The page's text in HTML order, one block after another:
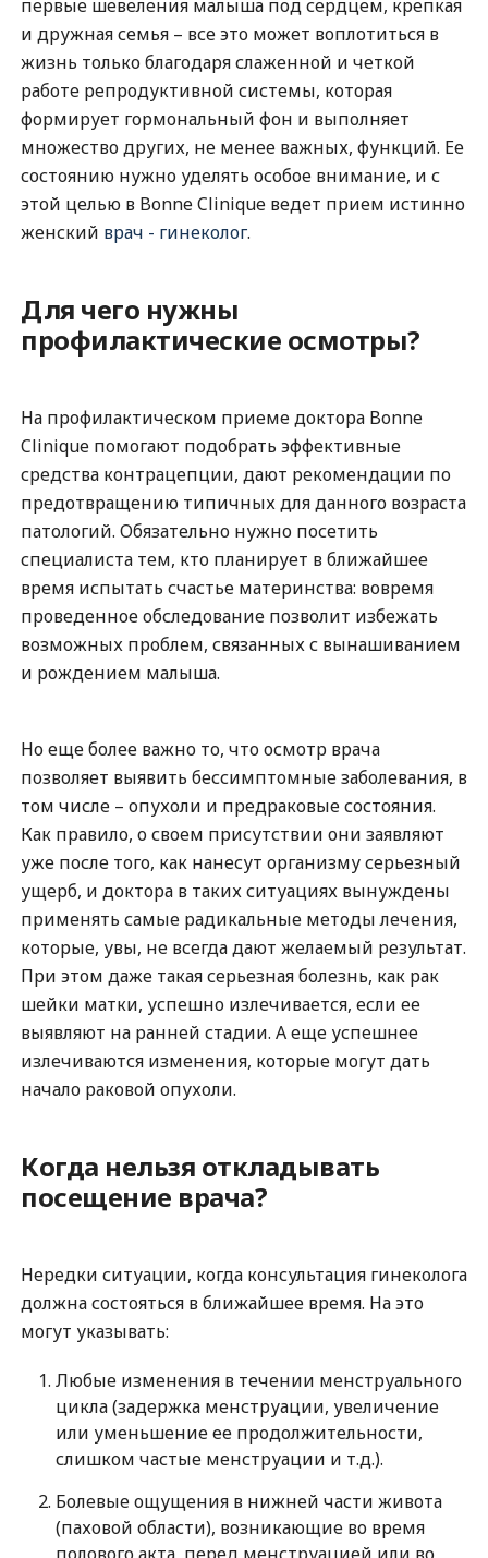
первые шевеления малыша под сердцем, крепкая
и дружная семья – все это может воплотиться в
жизнь только благодаря слаженной и четкой
работе репродуктивной системы, которая
формирует гормональный фон и выполняет
множество других, не менее важных, функций. Ее
состоянию нужно уделять особое внимание, и с
этой целью в Bonne Clinique ведет прием истинно
женский врач - гинеколог.
Для чего нужны
профилактические осмотры?
На профилактическом приеме доктора Bonne
Clinique помогают подобрать эффективные
средства контрацепции, дают рекомендации по
предотвращению типичных для данного возраста
патологий. Обязательно нужно посетить
специалиста тем, кто планирует в ближайшее
время испытать счастье материнства: вовремя
проведенное обследование позволит избежать
возможных проблем, связанных с вынашиванием
и рождением малыша.
Но еще более важно то, что осмотр врача
позволяет выявить бессимптомные заболевания, в
том числе – опухоли и предраковые состояния.
Как правило, о своем присутствии они заявляют
уже после того, как нанесут организму серьезный
ущерб, и доктора в таких ситуациях вынуждены
применять самые радикальные методы лечения,
которые, увы, не всегда дают желаемый результат.
При этом даже такая серьезная болезнь, как рак
шейки матки, успешно излечивается, если ее
выявляют на ранней стадии. А еще успешнее
излечиваются изменения, которые могут дать
начало раковой опухоли.
Когда нельзя откладывать
посещение врача?
Нередки ситуации, когда консультация гинеколога
должна состояться в ближайшее время. На это
могут указывать:
Любые изменения в течении менструального
цикла (задержка менструации, увеличение
или уменьшение ее продолжительности,
слишком частые менструации и т.д.).
Болевые ощущения в нижней части живота
(паховой области), возникающие во время